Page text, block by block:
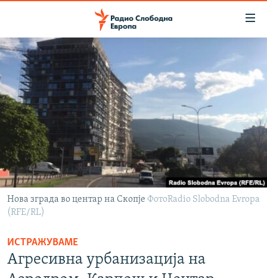
Оди
на
содржината
Оди
на
главната
навигација
Премини
на
пребарување
МАКЕДОНИЈА
СВЕТ
ВИЗУЕЛНО
ВЕСТИ
ШТО ТРЕБА ДА ЗНАЕТЕ
ПРИЈАВИ СЕ ЗА ЊУЗЛЕТЕР
Нова зграда во центар на Скопје ФотоRadio Slobodna Evropa
(RFE/RL)
ИСТРАЖУВАМЕ
Агресивна урбанизација на